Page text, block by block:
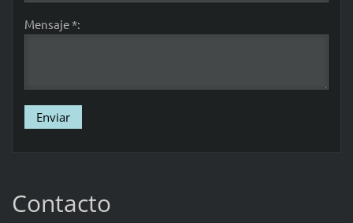
Mensaje *:
Contacto